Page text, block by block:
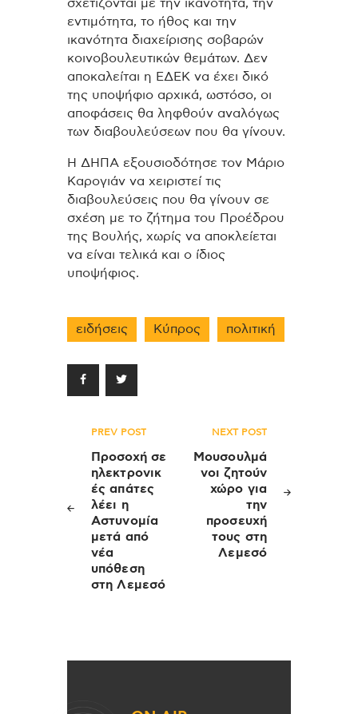
σχετίζονται με την ικανότητα, την
εντιμότητα, το ήθος και την
ικανότητα διαχείρισης σοβαρών
κοινοβουλευτικών θεμάτων. Δεν
αποκαλείται η ΕΔΕΚ να έχει δικό
της υποψήφιο αρχικά, ωστόσο, οι
αποφάσεις θα ληφθούν αναλόγως
των διαβουλεύσεων που θα γίνουν.
Η ΔΗΠΑ εξουσιοδότησε τον Μάριο
Καρογιάν να χειριστεί τις
διαβουλεύσεις που θα γίνουν σε
σχέση με το ζήτημα του Προέδρου
της Βουλής, χωρίς να αποκλείεται
να είναι τελικά και ο ίδιος
υποψήφιος.
ειδήσεις Κύπρος πολιτική
Πλοήγηση
άρθρων
PREV POST
Προσοχή σε
ηλεκτρονικ
ές απάτες
λέει η
Αστυνομία
μετά από
νέα
υπόθεση
στη Λεμεσό
NEXT POST
Μουσουλμά
νοι ζητούν
χώρο για
την
προσευχή
τους στη
Λεμεσό